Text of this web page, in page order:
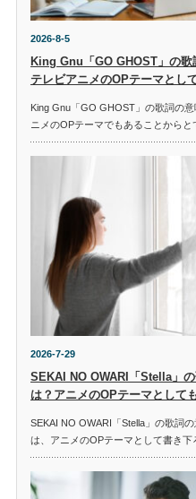
2026-8-5
King Gnu「GO GHOST」の歌
テレビアニメのOPテーマとし
King Gnu「GO GHOST」の歌詞の
ニメのOPテーマでもあることからと
2026-7-29
SEKAI NO OWARI「Stella」
は？アニメのOPテーマとして
SEKAI NO OWARI「Stella」の歌詞
は、アニメのOPテーマとして書き下